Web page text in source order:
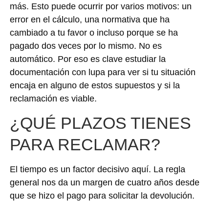
más. Esto puede ocurrir por varios motivos: un
error en el cálculo, una normativa que ha
cambiado a tu favor o incluso porque se ha
pagado dos veces por lo mismo. No es
automático. Por eso es clave estudiar la
documentación con lupa para ver si tu situación
encaja en alguno de estos supuestos y si la
reclamación es viable.
¿QUÉ PLAZOS TIENES
PARA RECLAMAR?
El tiempo es un factor decisivo aquí. La regla
general nos da un margen de cuatro años desde
que se hizo el pago para solicitar la devolución.